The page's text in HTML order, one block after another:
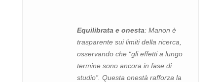
Equilibrata e onesta: Manon è
trasparente sui limiti della ricerca,
osservando che “gli effetti a lungo
termine sono ancora in fase di
studio”. Questa onestà rafforza la